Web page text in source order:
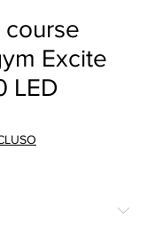
Excite
LED